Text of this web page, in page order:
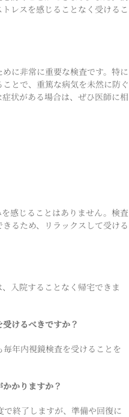
レスを感じることなく受けるこ
に非常に重要な検査です。特に
とで、重篤な病気を未然に防ぐ
状がある場合は、ぜひ医師に相
感じることはありません。検査
るため、リラックスして受ける
入院することなく帰宅できま
けるべきですか？
年内視鏡検査を受けることを
かりますか？
終了しますが、準備や回復に